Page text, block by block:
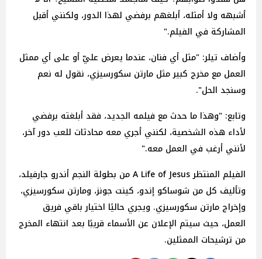
أشبهه ولا أمثله، أبلغهم برفضي لهذا الدور، ولكنني أقبل
المشاركة في الفيلم."
وأضاف تيلر: "مثل أي فنان، عندما يعرض عليّ أو على أي ممثل
العمل مع مخرج كبير مثل مارتن سكورسيزي، نقول له نعم
وسنجد الحل".
وتابع: "وهذا ما حدث مع فيلمه الجديد، فقد أبلغته برفضي
لأداء هذه الشخصية، لكنني أجري معه محادثات للعب دور آخر،
لأنني أرغب في العمل معه."
الفيلم المنتظر A Life of Jesus من بطولة النجم أندرو جارفيلد،
وتأليف كل من شوساكو إندو، كينت جونز، ومارتن سكورسيزي،
وإخراج مارتن سكورسيزي. ويجري حاليًا اختيار باقي فريق
العمل، حيث سيتم الإعلان عن الأسماء قريبًا بعد انتهاء المخرج
من ترشيحات الممثلين.